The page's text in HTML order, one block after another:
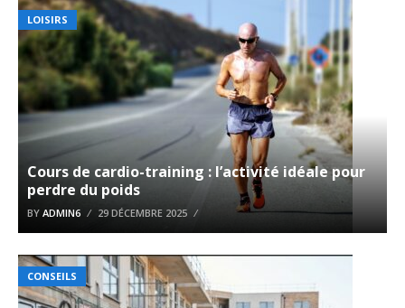
LOISIRS
Cours de cardio-training : l’activité idéale pour
perdre du poids
BY ADMIN6 29 DÉCEMBRE 2025
CONSEILS